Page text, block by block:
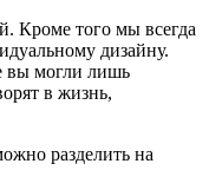
Кроме того мы всегда
дизайну.
вы могли лишь
в жизнь,
разделить на